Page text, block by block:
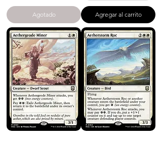
Agotado Agregar al carrito